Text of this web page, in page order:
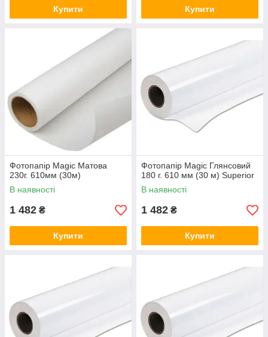
Купити Купити
Фотопапір Magic Матова
230г. 610мм (30м)
В наявності
1 482 ₴
Купити
Фотопапір Magic Глянсовий
180 г. 610 мм (30 м) Superior
В наявності
1 482 ₴
Купити